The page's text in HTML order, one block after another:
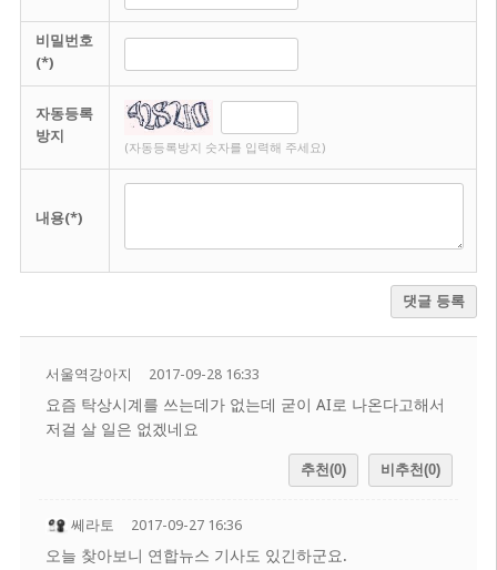
비밀번호
(*)
자동등록
방지
(자동등록방지 숫자를 입력해 주세요)
내용(*)
댓글 등록
서울역강아지 2017-09-28 16:33
요즘 탁상시계를 쓰는데가 없는데 굳이 AI로 나온다고해서
저걸 살 일은 없겠네요
추천(0) 비추천(0)
쎄라토 2017-09-27 16:36
오늘 찾아보니 연합뉴스 기사도 있긴하군요.